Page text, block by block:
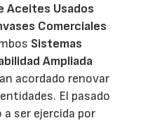
Aceites Usados
Comerciales
Sistemas
Ampliada
acordado renovar
El pasado
a ser ejercida por